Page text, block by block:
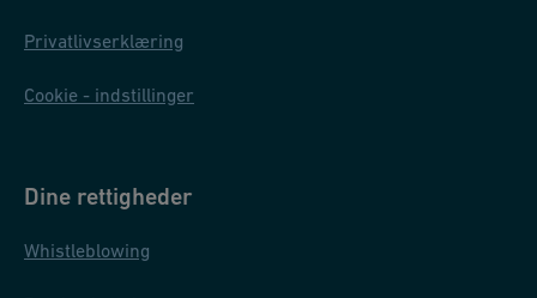
Privatlivserklæring
Cookie - indstillinger
Dine rettigheder
Whistleblowing